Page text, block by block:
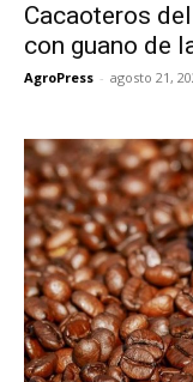
Cacaoteros
con guano de
AgroPress - agosto 21,